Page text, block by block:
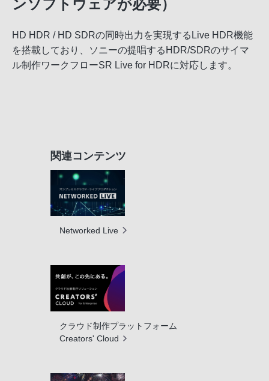
ンソフトウェアが必要）
HD HDR / HD SDRの同時出力を実現するLive HDR機能
を搭載しており、ソニーの提唱するHDR/SDRのサイマ
ル制作ワークフローSR Live for HDRに対応します。
関連コンテンツ
Networked Live
クラウド制作プラットフォーム
Creators' Cloud